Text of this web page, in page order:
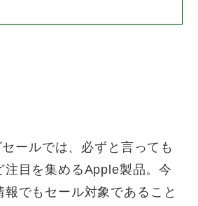
ールでは、必ずと言っても
注目を集めるApple製品。今
報でもセール対象であること